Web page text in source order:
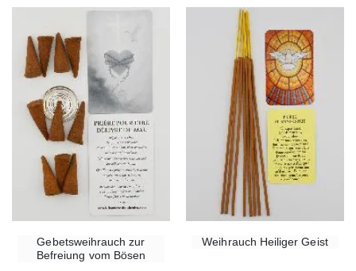
Gebetsweihrauch zur
Befreiung vom Bösen
Weihrauch Heiliger Geist